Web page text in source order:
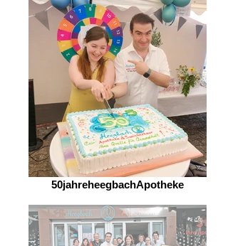
50jahreheegbachApotheke